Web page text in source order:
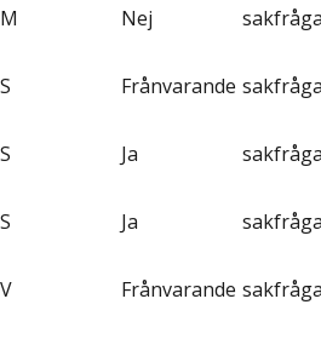
M Nej
S Frånvarande
S Ja
S Ja
V Frånvarande